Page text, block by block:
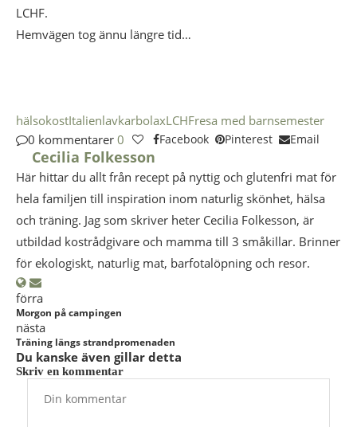
LCHF.
Hemvägen tog ännu längre tid…
hälsokostItalienlavkarbolaxLCHFresa med barnsemester
0 kommentarer 0 Facebook Pinterest Email
Cecilia Folkesson
Här hittar du allt från recept på nyttig och glutenfri mat för
hela familjen till inspiration inom naturlig skönhet, hälsa
och träning. Jag som skriver heter Cecilia Folkesson, är
utbildad kostrådgivare och mamma till 3 småkillar. Brinner
för ekologiskt, naturlig mat, barfotalöpning och resor.
förra
Morgon på campingen
nästa
Träning längs strandpromenaden
Du kanske även gillar detta
Skriv en kommentar